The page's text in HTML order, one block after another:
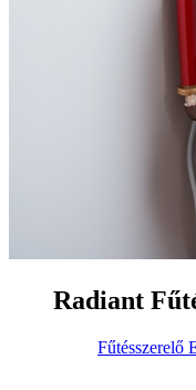
Radiant
Fűtésszerelő